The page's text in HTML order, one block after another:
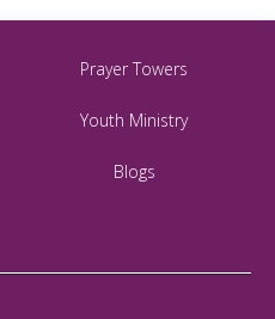
Prayer Towers
Youth Ministry
Blogs